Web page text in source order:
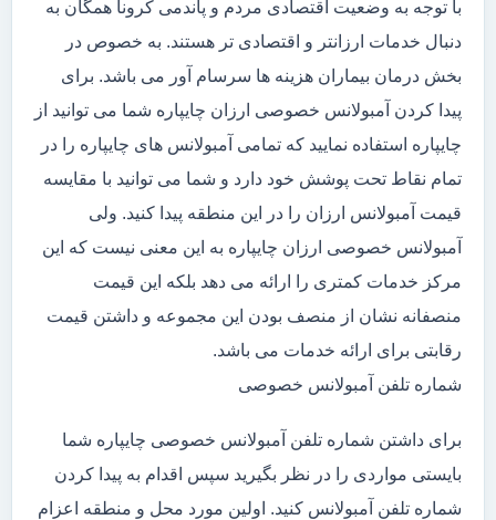
با توجه به وضعیت اقتصادی مردم و پاندمی کرونا همگان به
دنبال خدمات ارزانتر و اقتصادی تر هستند. به خصوص در
بخش درمان بیماران هزینه ها سرسام آور می باشد. برای
پیدا کردن آمبولانس خصوصی ارزان چایپاره شما می توانید از
چایپاره استفاده نمایید که تمامی آمبولانس های چایپاره را در
تمام نقاط تحت پوشش خود دارد و شما می توانید با مقایسه
قیمت آمبولانس ارزان را در این منطقه پیدا کنید. ولی
آمبولانس خصوصی ارزان چایپاره به این معنی نیست که این
مرکز خدمات کمتری را ارائه می دهد بلکه این قیمت
منصفانه نشان از منصف بودن این مجموعه و داشتن قیمت
رقابتی برای ارائه خدمات می باشد.
شماره تلفن آمبولانس خصوصی
برای داشتن شماره تلفن آمبولانس خصوصی چایپاره شما
بایستی مواردی را در نظر بگیرید سپس اقدام به پیدا کردن
شماره تلفن آمبولانس کنید. اولین مورد محل و منطقه اعزام